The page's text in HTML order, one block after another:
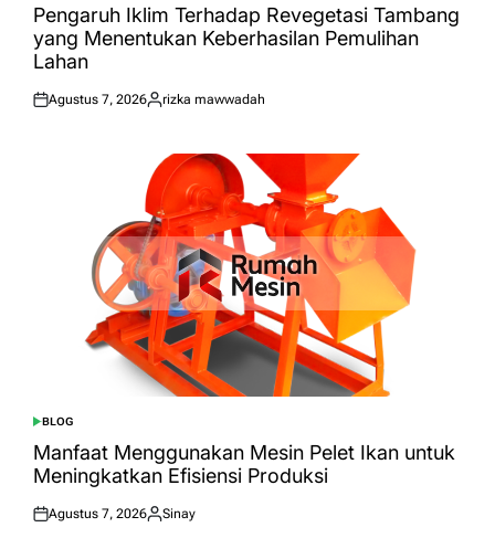
IN
Pengaruh Iklim Terhadap Revegetasi Tambang
yang Menentukan Keberhasilan Pemulihan
Lahan
Posted
Agustus 7, 2026
Posted
rizka mawwadah
POSTED
IN
BLOG
Manfaat Menggunakan Mesin Pelet Ikan untuk
Meningkatkan Efisiensi Produksi
Posted
Agustus 7, 2026
Posted
Sinay